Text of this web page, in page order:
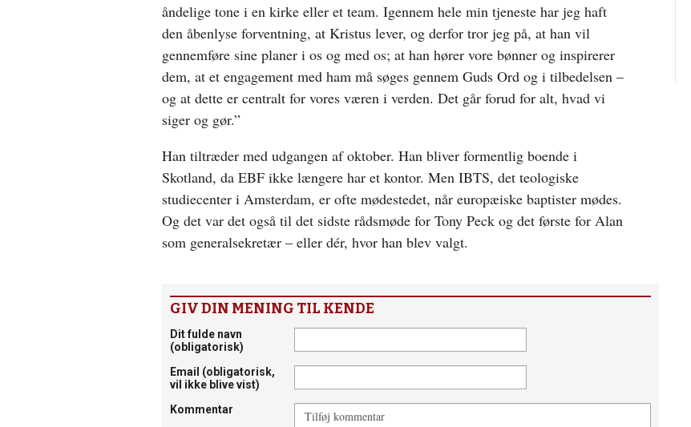
åndelige tone i en kirke eller et team. Igennem hele min tjeneste har jeg haft
den åbenlyse forventning, at Kristus lever, og derfor tror jeg på, at han vil
gennemføre sine planer i os og med os; at han hører vore bønner og inspirerer
dem, at et engagement med ham må søges gennem Guds Ord og i tilbedelsen –
og at dette er centralt for vores væren i verden. Det går forud for alt, hvad vi
siger og gør.”
Han tiltræder med udgangen af oktober. Han bliver formentlig boende i
Skotland, da EBF ikke længere har et kontor. Men IBTS, det teologiske
studiecenter i Amsterdam, er ofte mødestedet, når europæiske baptister mødes.
Og det var det også til det sidste rådsmøde for Tony Peck og det første for Alan
som generalsekretær – eller dér, hvor han blev valgt.
GIV DIN MENING TIL KENDE
Dit fulde navn
(obligatorisk)
Email (obligatorisk,
vil ikke blive vist)
Kommentar